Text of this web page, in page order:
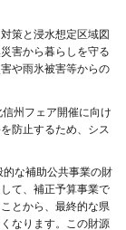
策と浸水想定区域図
害から暮らしを守る
や雨氷被害等からの
州フェア開催に向け
防止するため、シス
な補助公共事業の財
て、補正予算事業で
とから、最終的な県
なります。この財源